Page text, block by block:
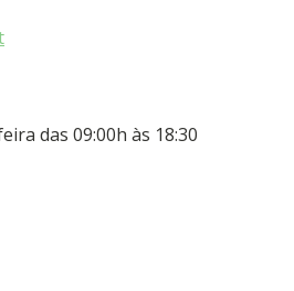
das 09:00h às 18:30